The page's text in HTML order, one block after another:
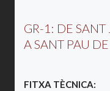
GR-1: DE SANT
A SANT PAU
FITXA TÈCNICA: